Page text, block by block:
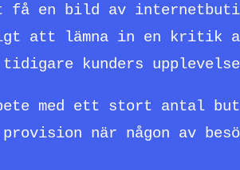
få en bild av
att lämna in en
kunders
med ett stort antal
när någon av